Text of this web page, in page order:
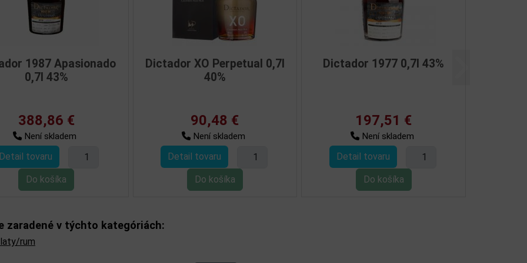
Dictador 1977 0,7l 43%
Detail tovaru
Dictador 100 Months Claro
Detail tovaru
Dictador 12YO 0,7l 40% +2
Detail tovaru
zaradené v týchto kategóriách:
rum